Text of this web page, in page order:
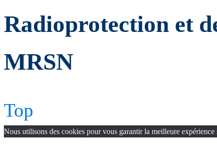
Radioprotection et
MRSN
Top
Nous utilisons des cookies pour vous garantir la meilleure expérience